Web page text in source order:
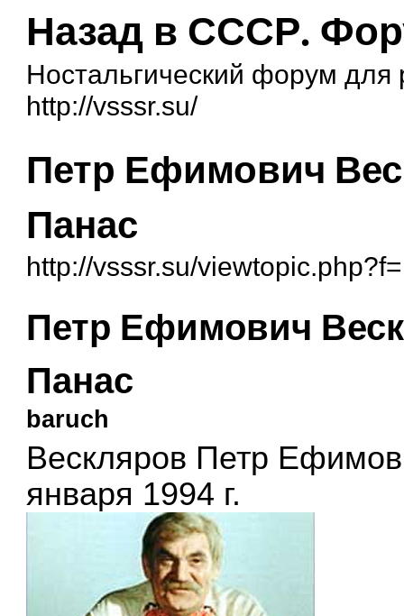
Назад в СССР.
Ностальгический форум
http://vsssr.su/
Петр Ефимович
Панас
http://vsssr.su/
Петр Ефимович
Панас
baruch
Вескляров Петр
января 1994 г.